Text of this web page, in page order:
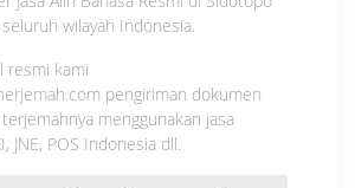
wilayah Indonesia.
resmi kami
pengiriman dokumen
menggunakan jasa
JNE, POS Indonesia dll.